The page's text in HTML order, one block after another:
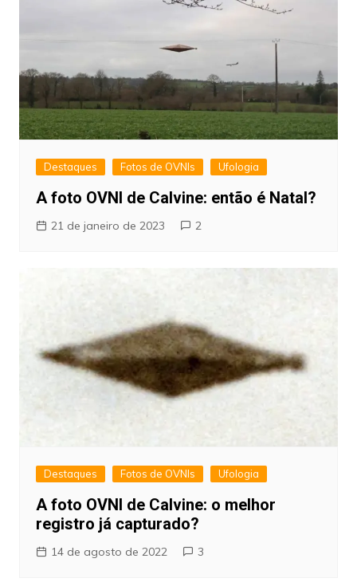
Destaques Fotos de OVNIs Ufologia
A foto OVNI de Calvine: então é Natal?
21 de janeiro de 2023 2
Destaques Fotos de OVNIs Ufologia
A foto OVNI de Calvine: o melhor
registro já capturado?
14 de agosto de 2022 3